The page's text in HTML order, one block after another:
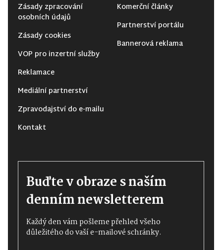
Zásady zpracování
osobních údajů
Zásady cookies
VOP pro inzertní služby
Reklamace
Mediální partnerství
Zpravodajství do e-mailu
Kontakt
Komerční články
Partnerství portálu
Bannerová reklama
Buďte v obraze s naším
denním newsletterem
Každý den vám pošleme přehled všeho
důležitého do vaší e-mailové schránky.